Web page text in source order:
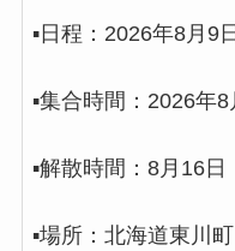
▪️日程：2026年8月9
▪️集合時間：2026年
▪️解散時間：8月16
▪️場所：北海道東川町